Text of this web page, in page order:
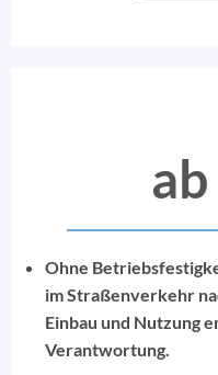
Ohne
im Straßenverkehr
Einbau und Nutzung
Verantwortung.